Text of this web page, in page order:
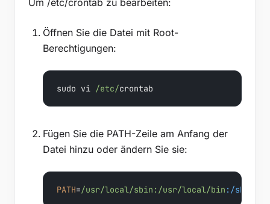
Um /etc/crontab zu bearbeiten:
Öffnen Sie die Datei mit Root-
Berechtigungen:
sudo vi /etc/crontab
Fügen Sie die PATH-Zeile am Anfang der
Datei hinzu oder ändern Sie sie:
PATH=/usr/local/sbin:/usr/local/bin :/sbin